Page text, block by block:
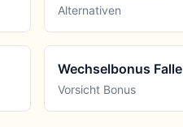
Alternativen
Wechselbonus Falle
Vorsicht Bonus